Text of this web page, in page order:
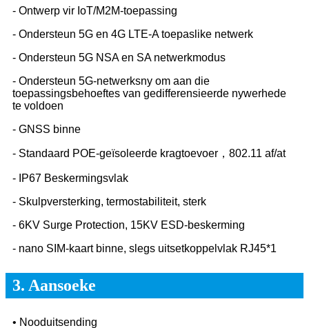
- Ontwerp vir IoT/M2M-toepassing
- Ondersteun 5G en 4G LTE-A toepaslike netwerk
- Ondersteun 5G NSA en SA netwerkmodus
- Ondersteun 5G-netwerksny om aan die
toepassingsbehoeftes van gedifferensieerde nywerhede
te voldoen
- GNSS binne
- Standaard POE-geïsoleerde kragtoevoer，802.11 af/at
- IP67 Beskermingsvlak
- Skulpversterking, termostabiliteit, sterk
- 6KV Surge Protection, 15KV ESD-beskerming
- nano SIM-kaart binne, slegs uitsetkoppelvlak RJ45*1
3. Aansoeke
• Nooduitsending